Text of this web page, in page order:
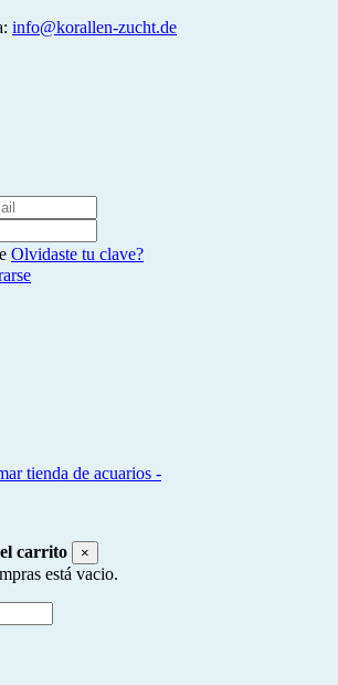
info@korallen-zucht.de
Olvidaste tu clave?
carrito ×
está vacio.